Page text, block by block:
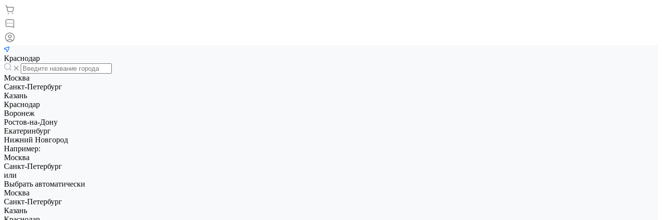
Краснодар
Москва
Санкт-Петербург
Казань
Краснодар
Воронеж
Ростов-на-Дону
Екатеринбург
Нижний Новгород
Например:
Москва
Санкт-Петербург
или
Выбрать автоматически
Москва
Санкт-Петербург
Казань